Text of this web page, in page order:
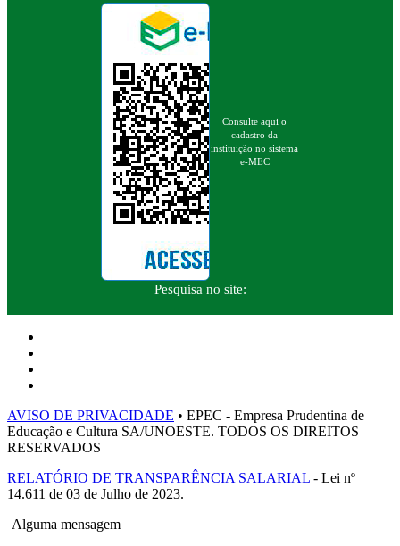
Consulte aqui o
cadastro da
instituição no sistema
e-MEC
Pesquisa no site:
AVISO DE PRIVACIDADE • EPEC - Empresa Prudentina de
Educação e Cultura SA/UNOESTE. TODOS OS DIREITOS
RESERVADOS
RELATÓRIO DE TRANSPARÊNCIA SALARIAL - Lei nº
14.611 de 03 de Julho de 2023.
Alguma mensagem